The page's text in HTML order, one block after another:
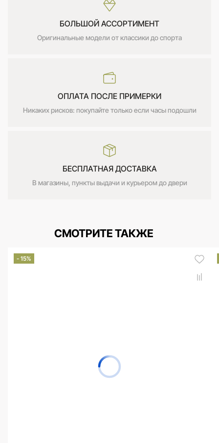
БОЛЬШОЙ АССОРТИМЕНТ
Оригинальные модели от классики до спорта
ОПЛАТА ПОСЛЕ ПРИМЕРКИ
Никаких рисков: покупайте только если часы подошли
БЕСПЛАТНАЯ ДОСТАВКА
В магазины, пункты выдачи и курьером до двери
СМОТРИТЕ ТАКЖЕ
- 15%